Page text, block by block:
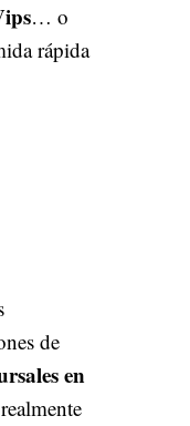
… o
rápida
de
en